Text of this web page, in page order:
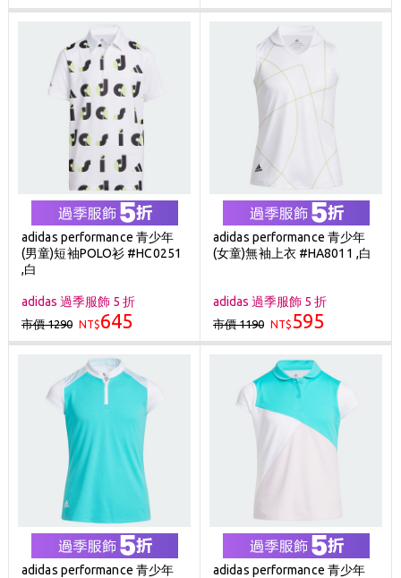
adidas performance 青少年
(男童)短袖POLO衫 #HC0251
,白
adidas 過季服飾 5 折
市價 1290 NT$645
adidas performance 青少年
(女童)無袖上衣 #HA8011 ,白
adidas 過季服飾 5 折
市價 1190 NT$595
adidas performance 青少年
adidas performance 青少年